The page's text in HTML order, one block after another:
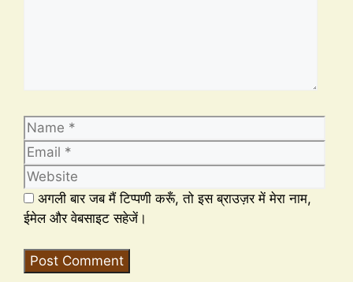
अगली बार जब मैं टिप्पणी करूँ, तो इस ब्राउज़र में मेरा नाम,
ईमेल और वेबसाइट सहेजें।